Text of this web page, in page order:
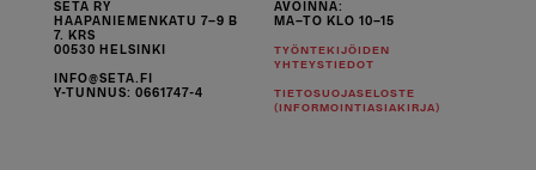
SETA RY
HAAPANIEMENKATU 7–9 B
7. KRS
00530 HELSINKI
INFO@SETA.FI
Y-TUNNUS: 0661747-4
AVOINNA:
MA–TO KLO 10–15
TYÖNTEKIJÖIDEN
YHTEYSTIEDOT
TIETOSUOJASELOSTE
(INFORMOINTIASIAKIRJA)